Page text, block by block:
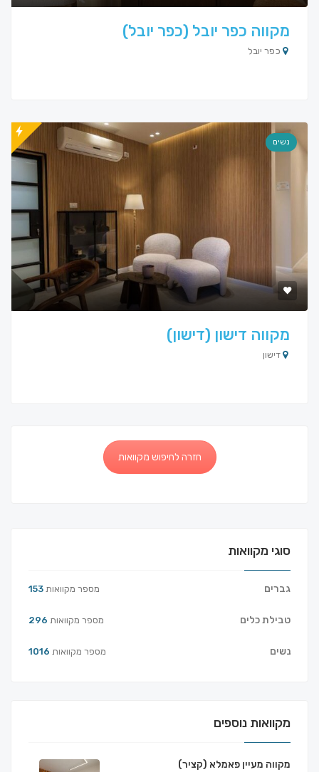
מקווה כפר יובל (כפר יובל)
כפר יובל
נשים
מקווה דישון (דישון)
דישון
חזרה לחיפוש מקוואות
סוגי מקוואות
גברים 153 מספר מקוואות
טבילת כלים 296 מספר מקוואות
נשים 1016 מספר מקוואות
מקוואות נוספים
מקווה מעיין פאמלא (קציר)